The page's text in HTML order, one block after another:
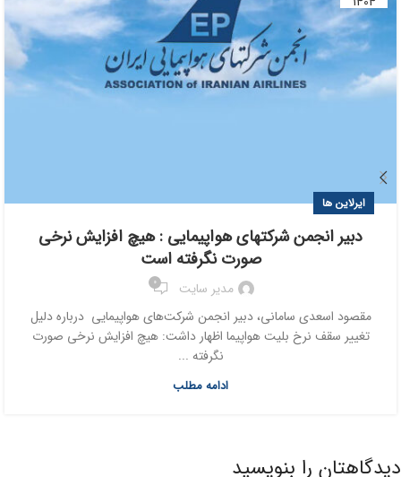
ایرلاین ها
دبیر انجمن شرکتهای هواپیمایی : هیچ افزایش نرخی
صورت نگرفته است
مدیر سایت 0
مقصود اسعدی سامانی، دبیر انجمن شرکت‌های هواپیمایی درباره دلیل
تغییر سقف نرخ بلیت هواپیما اظهار داشت: هیچ افزایش نرخی صورت
نگرفته ...
ادامه مطلب
دیدگاهتان را بنویسید